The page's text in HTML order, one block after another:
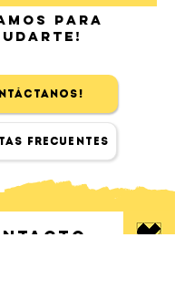
para
Frecuentes